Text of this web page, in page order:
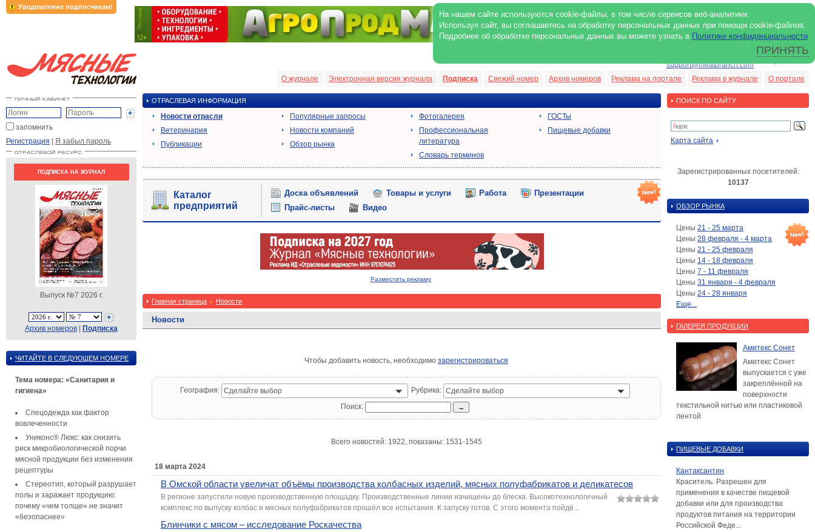
Уведомление подписчикам!
На нашем сайте используются cookie-файлы, в том числе сервисов веб-аналитики.
Используя сайт, вы соглашаетесь на обработку персональных данных при помощи cookie-файлов.
Подробнее об обработке персональных данных вы можете узнать в Политике конфиденциальности
ПРИНЯТЬ
support@meatbranch.com
О портале
Реклама в журнале
Реклама на портале
Архив номеров
Свежий номер
Подписка
Электронная версия журнала
О журнале
запомнить
Регистрация | Я забыл пароль
ПОДПИСКА НА ЖУРНАЛ
Выпуск №7 2026 г.
Архив номеров | Подписка
ЧИТАЙТЕ В СЛЕДУЮЩЕМ НОМЕРЕ
Тема номера: «Санитария и
гигиена»
Спецодежда как фактор
вовлеченности
Униконс® Люкс: как снизить
риск микробиологической порчи
мясной продукции без изменения
рецептуры
Стереотип, который разрушает
полы и заражает продукцию:
почему «чем толще» не значит
«безопаснее»
ОТРАСЛЕВАЯ ИНФОРМАЦИЯ
Новости отрасли
Ветеринария
Публикации
Популярные запросы
Новости компаний
Обзор рынка
Фотогалерея
Профессиональная
литература
Словарь терминов
ГОСТы
Пищевые добавки
Каталог
предприятий
Доска объявлений Товары и услуги Работа
Презентации
Прайс-листы
Видео
Разместить рекламу
Главная страница Новости
Новости
Чтобы добавить новость, необходимо зарегистрироваться
География: Сделайте выбор Рубрика: Сделайте выбор
Поиск:
Всего новостей: 1922, показаны: 1531-1545
18 марта 2024
В Омской области увеличат объёмы производства колбасных изделий, мясных полуфабрикатов и деликатесов
В регионе запустили новую производственную площадку. Производственные линии начищены до блеска. Высокотехнологичный
комплекс по выпуску колбас и мясных полуфабрикатов прошёл все испытания. К запуску готов. С этого момента пойдё...
Блинчики с мясом – исследование Роскачества
ПОИСК ПО САЙТУ
Карта сайта
Зарегистрированных посетителей:
10137
ОБЗОР РЫНКА
Цены 21 - 25 марта
Цены 28 февраля - 4 марта
Цены 21 - 25 февраля
Цены 14 - 18 февраля
Цены 7 - 11 февраля
Цены 31 января - 4 февраля
Цены 24 - 28 января
Еще...
ГАЛЕРЕЯ ПРОДУКЦИИ
Амитекс Сонет
Амитекс Сонет
выпускается с уже
закреплённой на
поверхности
текстильной нитью или пластиковой
лентой
ПИЩЕВЫЕ ДОБАВКИ
Кантаксантин
Краситель. Разрешен для
применения в качестве пищевой
добавки или для производства
продуктов питания на территории
Российской Феде...